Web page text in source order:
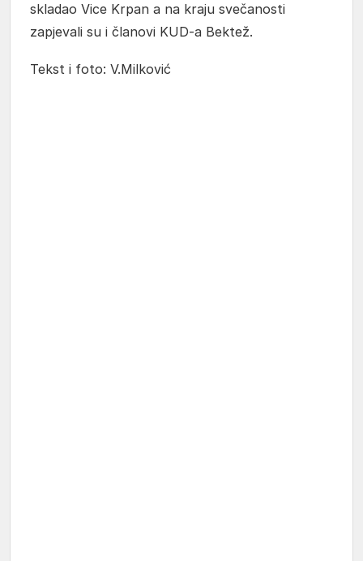
skladao Vice Krpan a na kraju svečanosti
zapjevali su i članovi KUD-a Bektež.
Tekst i foto: V.Milković